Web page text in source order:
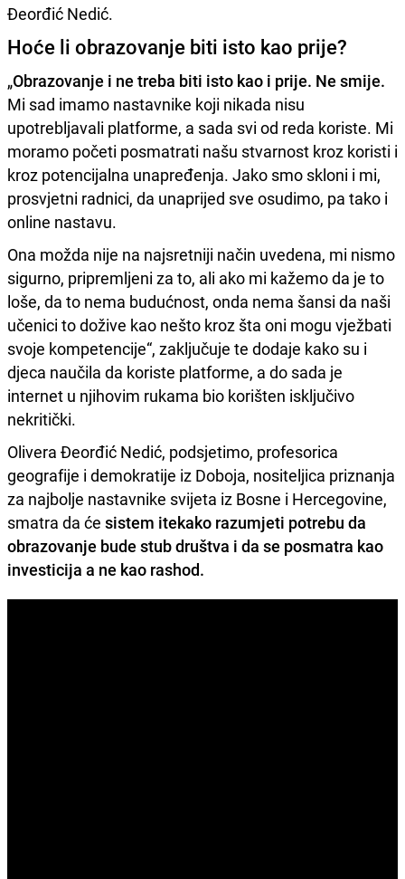
Đeorđić Nedić.
Hoće li obrazovanje biti isto kao prije?
„Obrazovanje i ne treba biti isto kao i prije. Ne smije.
Mi sad imamo nastavnike koji nikada nisu
upotrebljavali platforme, a sada svi od reda koriste. Mi
moramo početi posmatrati našu stvarnost kroz koristi i
kroz potencijalna unapređenja. Jako smo skloni i mi,
prosvjetni radnici, da unaprijed sve osudimo, pa tako i
online nastavu.
Ona možda nije na najsretniji način uvedena, mi nismo
sigurno, pripremljeni za to, ali ako mi kažemo da je to
loše, da to nema budućnost, onda nema šansi da naši
učenici to dožive kao nešto kroz šta oni mogu vježbati
svoje kompetencije“, zaključuje te dodaje kako su i
djeca naučila da koriste platforme, a do sada je
internet u njihovim rukama bio korišten isključivo
nekritički.
Olivera Đeorđić Nedić, podsjetimo, profesorica
geografije i demokratije iz Doboja, nositeljica priznanja
za najbolje nastavnike svijeta iz Bosne i Hercegovine,
smatra da će sistem itekako razumjeti potrebu da
obrazovanje bude stub društva i da se posmatra kao
investicija a ne kao rashod.